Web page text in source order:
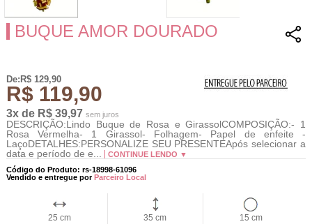
BUQUE AMOR DOURADO
De:R$ 129,90
R$ 119,90
3x de R$ 39,97 sem juros
DESCRIÇÃO:Lindo Buque de Rosa e GirassolCOMPOSIÇÃO:- 1
Rosa Vermelha- 1 Girassol- Folhagem- Papel de enfeite -
LaçoDETALHES:PERSONALIZE SEU PRESENTEApós selecionar a
data e período de e...
CONTINUE LENDO ▼
Código do Produto: rs-18998-61096
Vendido e entregue porParceiro Local
25 cm 35 cm 15 cm